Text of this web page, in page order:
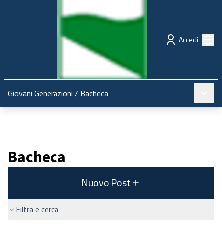
Regione Emilia-Romagna Partecipazione
Accedi
Giovani Generazioni / Bacheca
Bacheca
Nuovo Post
Filtra e cerca